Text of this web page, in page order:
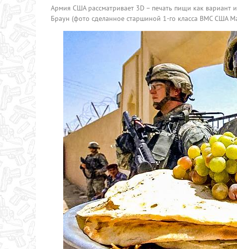
Армия США рассматривает 3D – печать пищи как вариант
Браун (фото сделанное старшиной 1-го класса ВМС США